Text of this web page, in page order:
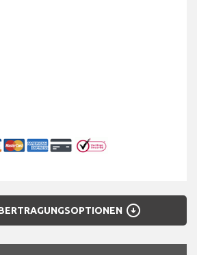
arrow_circle_down